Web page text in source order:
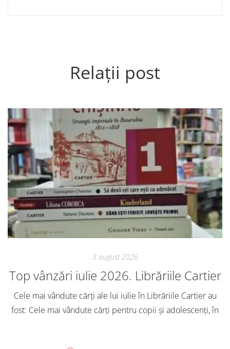
Relații post
3 august 2026
Top vânzări iulie 2026. Librăriile Cartier
Cele mai vândute cărți ale lui iulie în Librăriile Cartier au
fost: Cele mai vândute cărți pentru copii și adolescenți, în